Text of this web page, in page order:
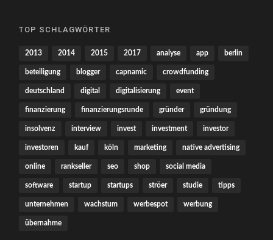
TOP SCHLAGWÖRTER
2013 2014 2015 2017 analyse app berlin
beteiligung blogger capnamic crowdfunding
deutschland digital digitalisierung event
finanzierung finanzierungsrunde gründer gründung
insolvenz interview invest investment investor
investoren kauf köln marketing native advertising
online rankseller seo shop social media
software startup startups ströer studie tipps
unternehmen wachstum werbespot werbung
übernahme